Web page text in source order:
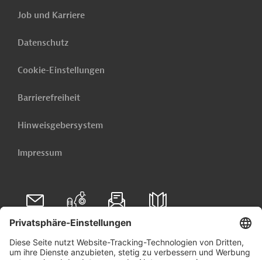
Job und Karriere
Datenschutz
Cookie-Einstellungen
Barrierefreiheit
Hinweisgebersystem
Impressum
Folgen Sie uns auf